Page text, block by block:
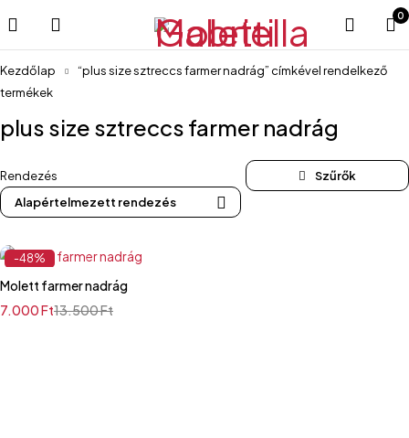
0
Kezdőlap
“plus size sztreccs farmer nadrág” címkével rendelkező
termékek
plus size sztreccs farmer nadrág
Rendezés
Alapértelmezett rendezés
-48%
Molett farmer nadrág
13.500Ft
7.000Ft